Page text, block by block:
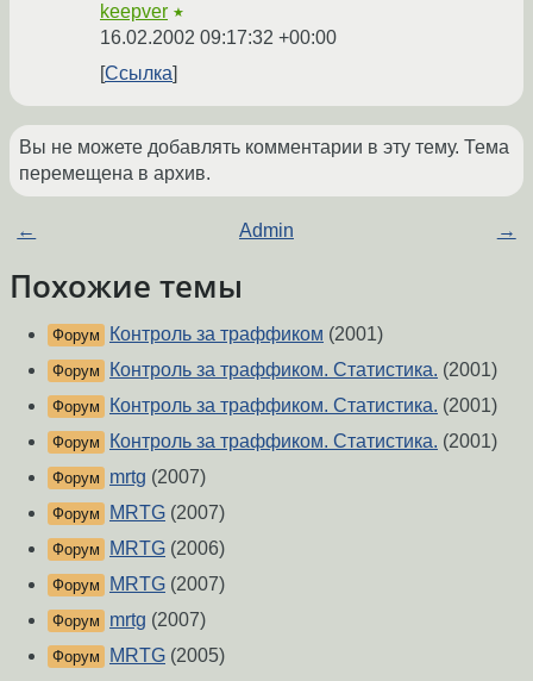
keepver ★
16.02.2002 09:17:32 +00:00
Ссылка
Вы не можете добавлять комментарии в эту тему. Тема
перемещена в архив.
← Admin →
Похожие темы
Форум Контроль за траффиком (2001)
Форум Контроль за траффиком. Статистика. (2001)
Форум Контроль за траффиком. Статистика. (2001)
Форум Контроль за траффиком. Статистика. (2001)
Форум mrtg (2007)
Форум MRTG (2007)
Форум MRTG (2006)
Форум MRTG (2007)
Форум mrtg (2007)
Форум MRTG (2005)